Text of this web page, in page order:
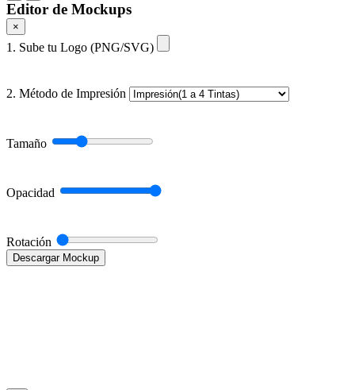
Editor de Mockups
×
1. Sube tu Logo (PNG/SVG)
2. Método de Impresión
Tamaño
Opacidad
Rotación
Descargar Mockup